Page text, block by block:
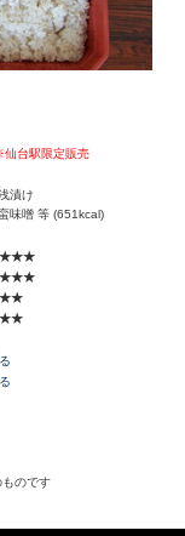
台駅限定販売
漬け
味噌 等 (651kcal)
のです